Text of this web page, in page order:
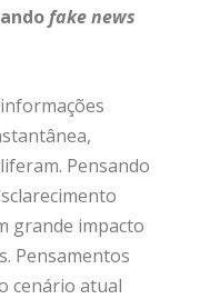
fake news
Pensando
grande impacto
Pensamentos
cenário atual